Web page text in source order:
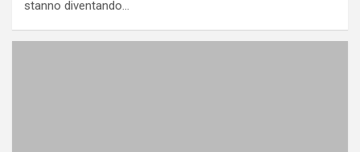
stanno diventando…